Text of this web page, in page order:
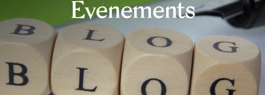
Evénements